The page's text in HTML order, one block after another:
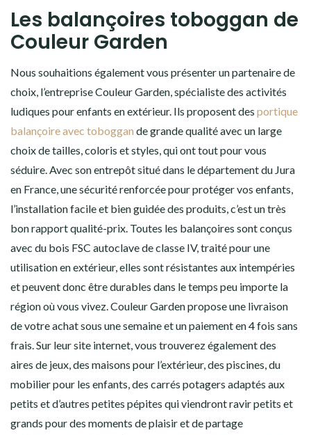
Les balançoires toboggan de
Couleur Garden
Nous souhaitions également vous présenter un partenaire de
choix, l’entreprise Couleur Garden, spécialiste des activités
ludiques pour enfants en extérieur. Ils proposent des portique
balançoire avec toboggan de grande qualité avec un large
choix de tailles, coloris et styles, qui ont tout pour vous
séduire. Avec son entrepôt situé dans le département du Jura
en France, une sécurité renforcée pour protéger vos enfants,
l’installation facile et bien guidée des produits, c’est un très
bon rapport qualité-prix. Toutes les balançoires sont conçus
avec du bois FSC autoclave de classe IV​, traité pour une
utilisation en extérieur, elles sont résistantes aux intempéries
et peuvent donc être durables dans le temps peu importe la
région où vous vivez. Couleur Garden propose une livraison
de votre achat sous une semaine et un paiement en 4 fois sans
frais. Sur leur site internet, vous trouverez également des
aires de jeux, des maisons pour l’extérieur, des piscines, du
mobilier pour les enfants, des carrés potagers adaptés aux
petits et d’autres petites pépites qui viendront ravir petits et
grands pour des moments de plaisir et de partage